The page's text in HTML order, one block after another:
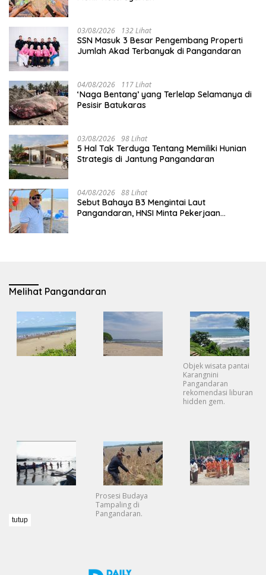
03/08/2026 132 Lihat
SSN Masuk 3 Besar Pengembang Properti
Jumlah Akad Terbanyak di Pangandaran
04/08/2026 117 Lihat
‘Naga Bentang’ yang Terlelap Selamanya di
Pesisir Batukaras
03/08/2026 98 Lihat
5 Hal Tak Terduga Tentang Memiliki Hunian
Strategis di Jantung Pangandaran
04/08/2026 88 Lihat
Sebut Bahaya B3 Mengintai Laut
Pangandaran, HNSI Minta Pekerjaan
Melihat Pangandaran
Objek wisata pantai
Karangnini
Pangandaran
rekomendasi liburan
hidden gem.
Prosesi Budaya
Tampaling di
Pangandaran.
tutup